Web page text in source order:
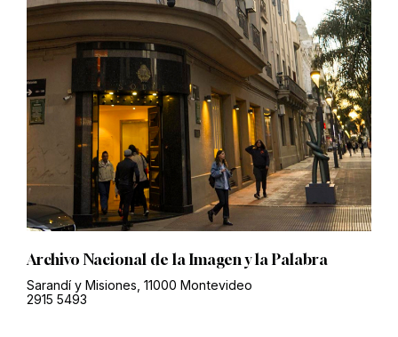
Archivo Nacional de la Imagen y la Palabra
Sarandí y Misiones, 11000 Montevideo
2915 5493